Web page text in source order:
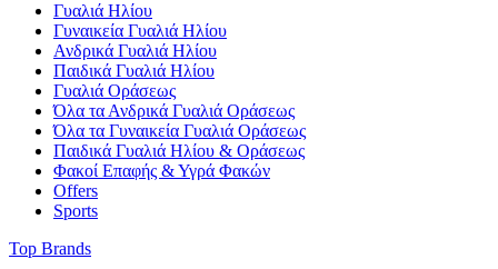
Γυαλιά Ηλίου
Γυναικεία Γυαλιά Ηλίου
Ανδρικά Γυαλιά Ηλίου
Παιδικά Γυαλιά Ηλίου
Γυαλιά Οράσεως
Όλα τα Ανδρικά Γυαλιά Οράσεως
Όλα τα Γυναικεία Γυαλιά Οράσεως
Παιδικά Γυαλιά Ηλίου & Οράσεως
Φακοί Επαφής & Υγρά Φακών
Offers
Sports
Top Brands